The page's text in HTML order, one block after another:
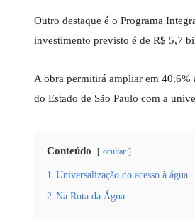
Outro destaque é o Programa
investimento previsto é de R$ 5,7
A obra permitirá ampliar em 40,6%
do Estado de São Paulo com a
Conteúdo ocultar
1 Universalização do acesso à água
2 Na Rota da Água